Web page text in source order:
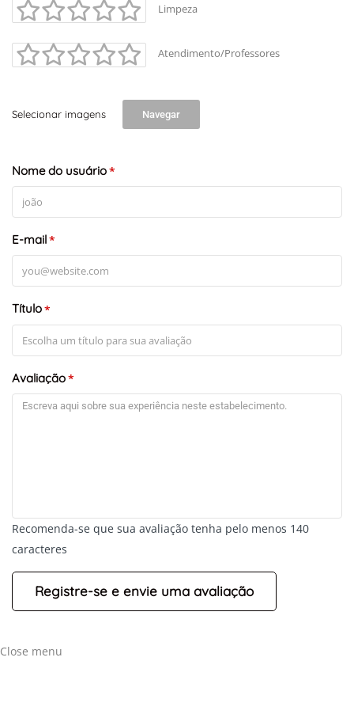
Limpeza
Atendimento/Professores
Selecionar imagens Navegar
Nome do usuário*
E-mail*
Título*
Avaliação*
Recomenda-se que sua avaliação tenha pelo menos 140
caracteres
Close menu